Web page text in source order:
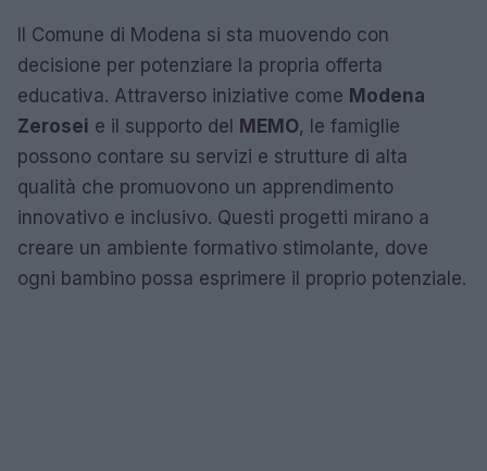
Il Comune di Modena si sta muovendo con
decisione per potenziare la propria offerta
educativa. Attraverso iniziative come Modena
Zerosei e il supporto del MEMO, le famiglie
possono contare su servizi e strutture di alta
qualità che promuovono un apprendimento
innovativo e inclusivo. Questi progetti mirano a
creare un ambiente formativo stimolante, dove
ogni bambino possa esprimere il proprio potenziale.